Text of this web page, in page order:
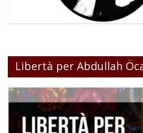
Libertà per Abdullah